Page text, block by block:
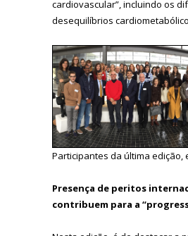
cardiovascular”, incluindo os
desequilíbrios
Participantes da última edição,
Presença de peritos
contribuem para a